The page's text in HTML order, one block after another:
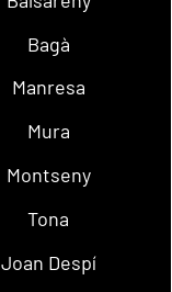
Bagà
Manresa
Mura
Montseny
Tona
Joan Despí